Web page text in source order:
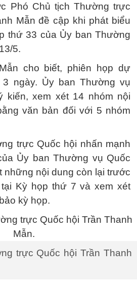
Phó Chủ tịch Thường trực
Mẫn đề cập khi phát biểu
thứ 33 của Ủy ban Thường
5.
cho biết, phiên họp dự
3 ngày. Ủy ban Thường vụ
kiến, xem xét 14 nhóm nội
văn bản đối với 5 nhóm
trực Quốc hội nhấn mạnh
Ủy ban Thường vụ Quốc
những nội dung còn lại trước
Kỳ họp thứ 7 và xem xét
kỳ họp.
trực Quốc hội Trần Thanh